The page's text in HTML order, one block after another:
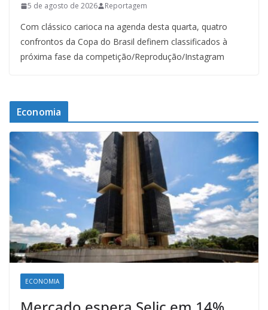
5 de agosto de 2026 Reportagem
Com clássico carioca na agenda desta quarta, quatro
confrontos da Copa do Brasil definem classificados à
próxima fase da competição/Reprodução/Instagram
Economia
ECONOMIA